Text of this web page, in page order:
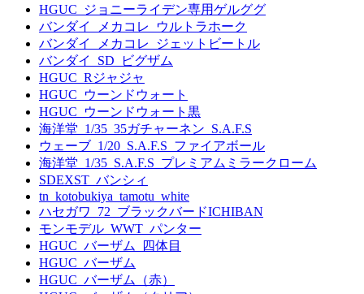
HGUC_ジョニーライデン専用ゲルググ
バンダイ_メカコレ_ウルトラホーク
バンダイ_メカコレ_ジェットビートル
バンダイ_SD_ビグザム
HGUC_Rジャジャ
HGUC_ウーンドウォート
HGUC_ウーンドウォート黒
海洋堂_1/35_35ガチャーネン_S.A.F.S
ウェーブ_1/20_S.A.F.S_ファイアボール
海洋堂_1/35_S.A.F.S_プレミアムミラークローム
SDEXST_バンシィ
tn_kotobukiya_tamotu_white
ハセガワ_72_ブラックバードICHIBAN
モンモデル_WWT_パンター
HGUC_バーザム_四体目
HGUC_バーザム
HGUC_バーザム（赤）